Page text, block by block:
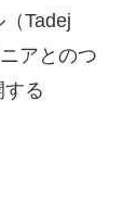
Tadej
アとのつ
る